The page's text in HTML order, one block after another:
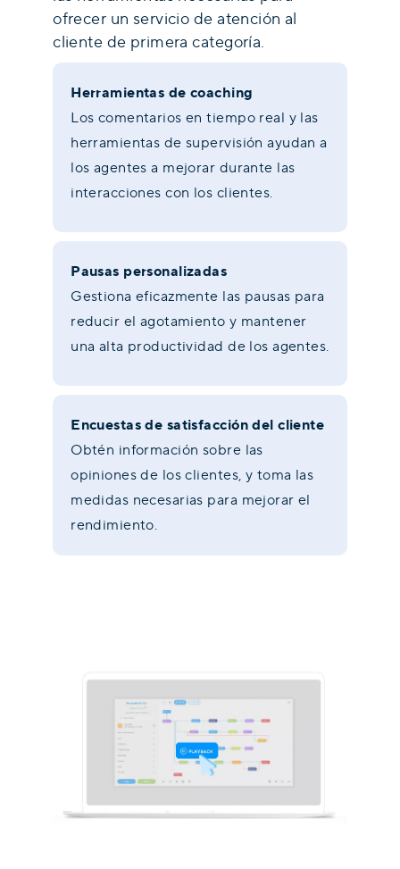
ofrecer un servicio de atención al
cliente de primera categoría.
Herramientas de coaching
Los comentarios en tiempo real y las
herramientas de supervisión ayudan a
los agentes a mejorar durante las
interacciones con los clientes.
Pausas personalizadas
Gestiona eficazmente las pausas para
reducir el agotamiento y mantener
una alta productividad de los agentes.
Encuestas de satisfacción del cliente
Obtén información sobre las
opiniones de los clientes, y toma las
medidas necesarias para mejorar el
rendimiento.